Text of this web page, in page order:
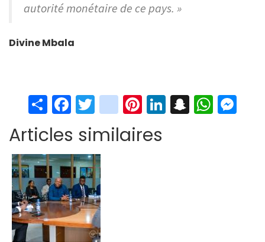
autorité monétaire de ce pays. »
Divine Mbala
S
h
ar
e
Fa
ce
b
o
o
k
T
wi
tt
er
in
st
ag
Pi
er
Li S W
Articles similaires